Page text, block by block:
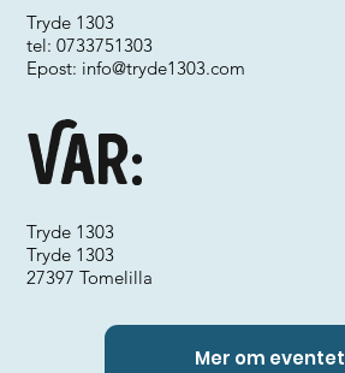
Var:
Tryde 1303
tel: 0733751303
Epost: info@tryde1303.com
Tryde 1303
Tryde 1303
27397 Tomelilla
Mer om eventet